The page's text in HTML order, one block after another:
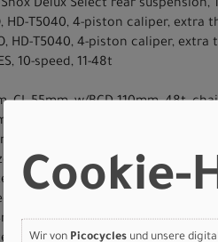
Shox Delux Select rear suspension,
HD-T5040, 4-piston caliper,
HD-T5040, 4-piston caliper,
10-speed, 11-48t
CL 55mm, w/BCD 110mm, 48t,
CUES 11-speed w/ Shadow Plus
slip
Hemisphere Flat Resistant
Hemisphere Flat Resistant
colored display & USB-C
Back Sweep 13°, Up
Cookie-
Wir von Picocycles und unsere